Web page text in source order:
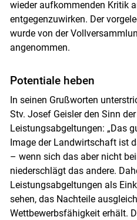
wieder aufkommenden Kritik
entgegenzuwirken. Der
wurde von der
angenommen.
Potentiale heben
In seinen Grußworten
Stv. Josef Geisler den Sinn der
Leistungsabgeltungen: „Das
Image der Landwirtschaft ist
– wenn sich das aber nicht
niederschlägt das andere.
Leistungsabgeltungen als
sehen, das Nachteile
Wettbewerbsfähigkeit erhält.